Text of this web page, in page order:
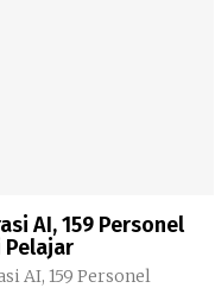
AI, 159 Personel
Pelajar
AI, 159 Personel